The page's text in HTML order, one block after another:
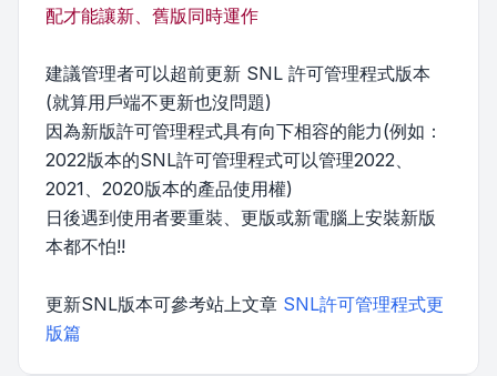
配才能讓新、舊版同時運作
建議管理者可以超前更新 SNL 許可管理程式版本
(就算用戶端不更新也沒問題)
因為新版許可管理程式具有向下相容的能力(例如：
2022版本的SNL許可管理程式可以管理2022、
2021、2020版本的產品使用權)
日後遇到使用者要重裝、更版或新電腦上安裝新版
本都不怕!!
更新SNL版本可參考站上文章 SNL許可管理程式更
版篇